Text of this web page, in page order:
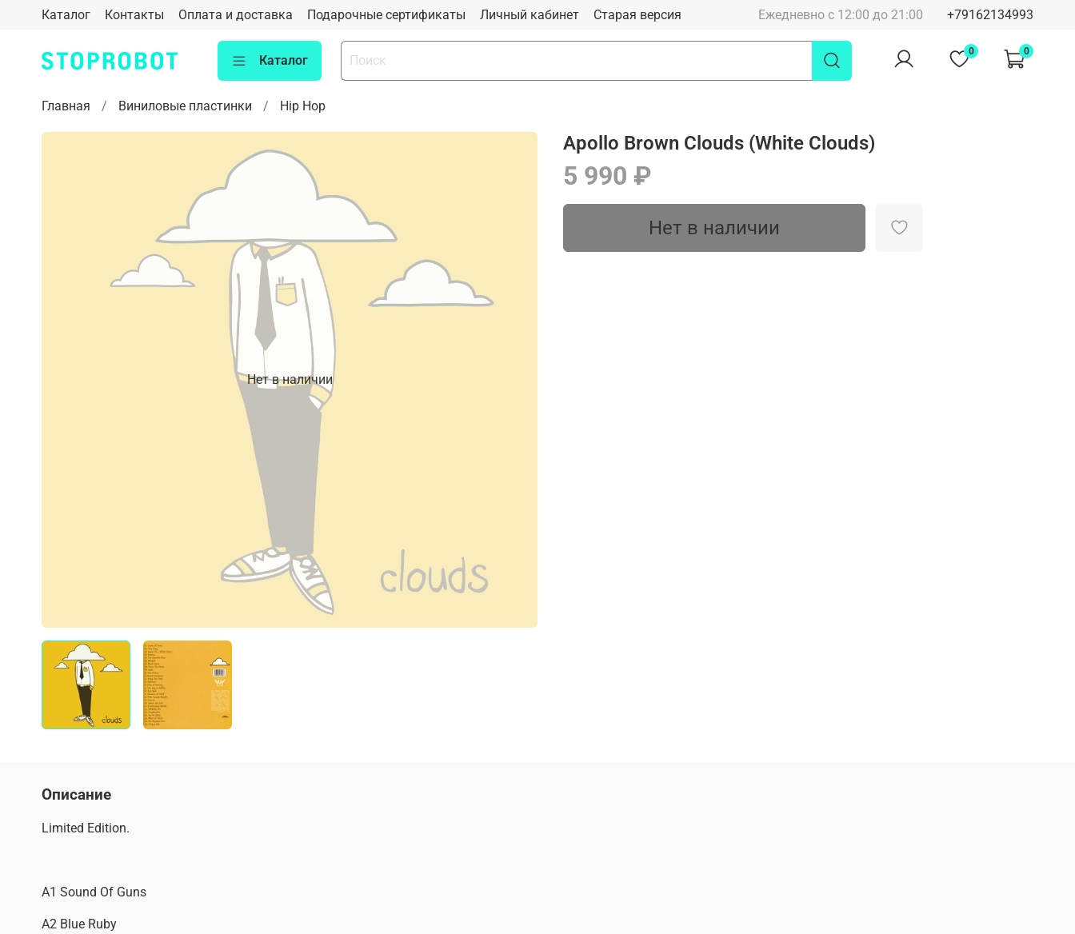
Каталог Контакты Оплата и доставка Подарочные сертификаты Личный кабинет Старая версия Ежедневно с 12:00 до 21:00 +79162134993
Каталог
0 0
Главная Виниловые пластинки Hip Hop
Нет в наличии
Apollo Brown Clouds (White Clouds)
5 990 ₽
Нет в наличии
Описание
Limited Edition.
A1 Sound Of Guns
A2 Blue Ruby